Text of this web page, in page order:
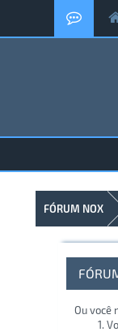
FÓRUM NOX
Ou você